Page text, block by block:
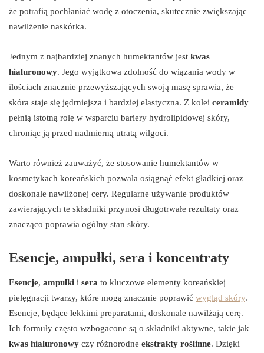
że potrafią pochłaniać wodę z otoczenia, skutecznie zwiększając
nawilżenie naskórka.
Jednym z najbardziej znanych humektantów jest kwas
hialuronowy. Jego wyjątkowa zdolność do wiązania wody w
ilościach znacznie przewyższających swoją masę sprawia, że
skóra staje się jędrniejsza i bardziej elastyczna. Z kolei ceramidy
pełnią istotną rolę w wsparciu bariery hydrolipidowej skóry,
chroniąc ją przed nadmierną utratą wilgoci.
Warto również zauważyć, że stosowanie humektantów w
kosmetykach koreańskich pozwala osiągnąć efekt gładkiej oraz
doskonale nawilżonej cery. Regularne używanie produktów
zawierających te składniki przynosi długotrwałe rezultaty oraz
znacząco poprawia ogólny stan skóry.
Esencje, ampułki, sera i koncentraty
Esencje, ampułki i sera to kluczowe elementy koreańskiej
pielęgnacji twarzy, które mogą znacznie poprawić wygląd skóry.
Esencje, będące lekkimi preparatami, doskonale nawilżają cerę.
Ich formuły często wzbogacone są o składniki aktywne, takie jak
kwas hialuronowy czy różnorodne ekstrakty roślinne. Dzięki